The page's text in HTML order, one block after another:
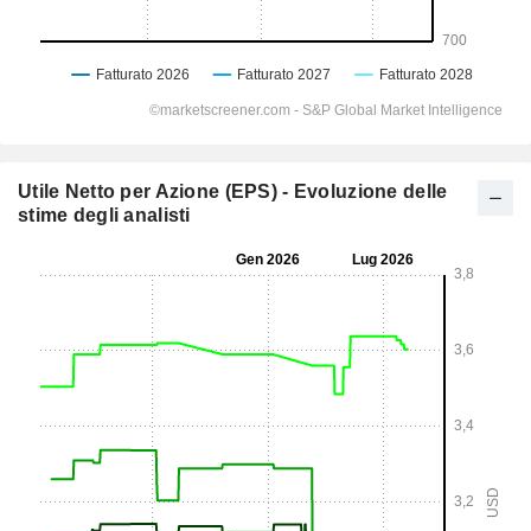
Utile Netto per Azione (EPS) - Evoluzione delle
stime degli analisti